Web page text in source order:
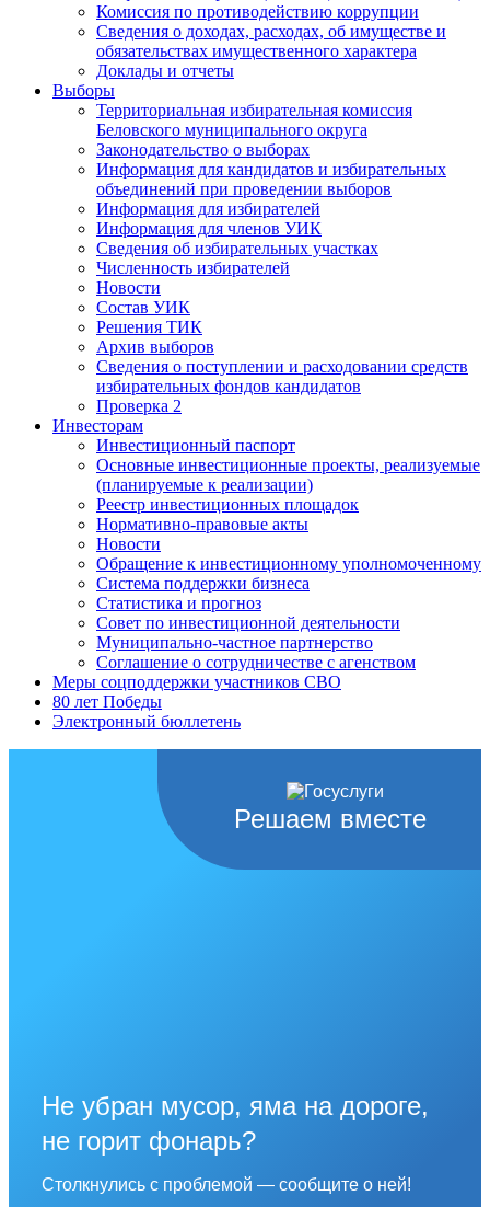
Комиссия по противодействию коррупции
Сведения о доходах, расходах, об имуществе и
обязательствах имущественного характера
Доклады и отчеты
Выборы
Территориальная избирательная комиссия
Беловского муниципального округа
Законодательство о выборах
Информация для кандидатов и избирательных
объединений при проведении выборов
Информация для избирателей
Информация для членов УИК
Сведения об избирательных участках
Численность избирателей
Новости
Состав УИК
Решения ТИК
Архив выборов
Сведения о поступлении и расходовании средств
избирательных фондов кандидатов
Проверка 2
Инвесторам
Инвестиционный паспорт
Основные инвестиционные проекты, реализуемые
(планируемые к реализации)
Реестр инвестиционных площадок
Нормативно-правовые акты
Новости
Обращение к инвестиционному уполномоченному
Система поддержки бизнеса
Статистика и прогноз
Совет по инвестиционной деятельности
Муниципально-частное партнерство
Соглашение о сотрудничестве с агенством
Меры соцподдержки участников СВО
80 лет Победы
Электронный бюллетень
Решаем вместе
Не убран мусор, яма на дороге,
не горит фонарь?
Столкнулись с проблемой — сообщите о ней!